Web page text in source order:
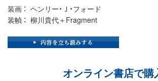
装画
ヘンリー・Ｊ・フォード
装幀
柳川貴代＋Fragment
オンライン書店で購